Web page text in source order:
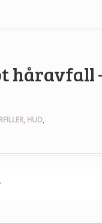
håravfall
, HUD,